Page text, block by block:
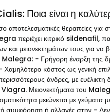
Ποια είναι η
θεραπείες για
περιέχει κιτρικό sildenafil,
και μειονεκτημάτων τους για
Malegra: - Γρήγορη έναρξη της
Χαμηλότερο κόστος ως γενική
άνδρες, με
Viagra. Μειονεκτήματα του
μειώνεται με
ή αλλαγές στην - Δεν